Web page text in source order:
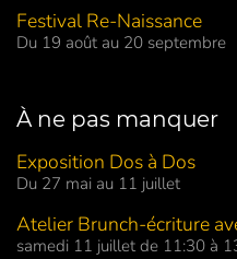
Festival Re-Naissance
Du 19 août au 20 septembre
À ne pas manquer
Exposition Dos à Dos
Du 27 mai au 11 juillet
Atelier Brunch-écriture
samedi 11 juillet de 11:30 à